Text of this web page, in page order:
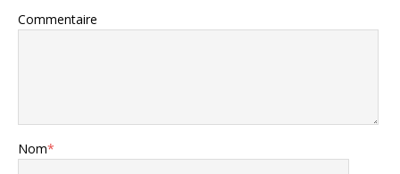
Commentaire
Nom*